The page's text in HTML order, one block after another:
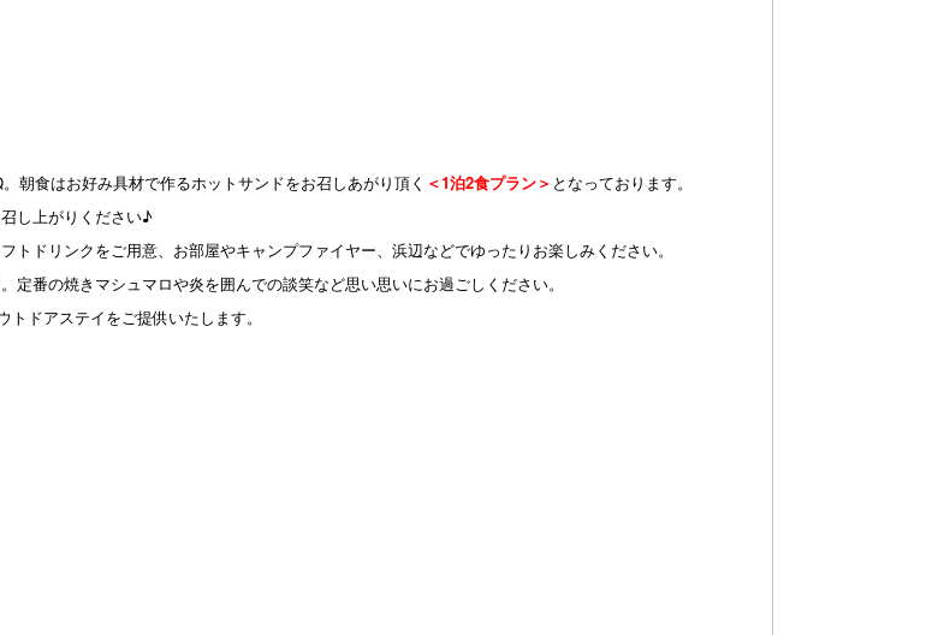
食はお好み具材で作るホットサンドをお召しあがり頂く ＜1泊2食プラン＞ となっております。
し上がりください♪
ドリンクをご用意、お部屋やキャンプファイヤー、浜辺などでゆったりお楽しみください。
番の焼きマシュマロや炎を囲んでの談笑など思い思いにお過ごしください。
ドアステイをご提供いたします。